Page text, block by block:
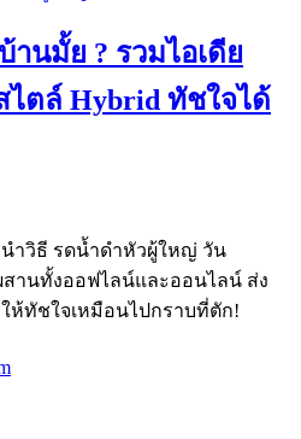
นมั้ย ? รวมไอเดีย
ตล์ Hybrid ทัชใจได้
ำวิธี รดน้ำดำหัวผู้ใหญ่ วัน
สานทั้งออฟไลน์และออนไลน์ ส่ง
ห้ทัชใจเหมือนไปกราบที่ตัก!